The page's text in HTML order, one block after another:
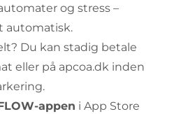
og stress –
automatisk.
Du kan stadig betale
eller på apcoa.dk inden
appen i App Store